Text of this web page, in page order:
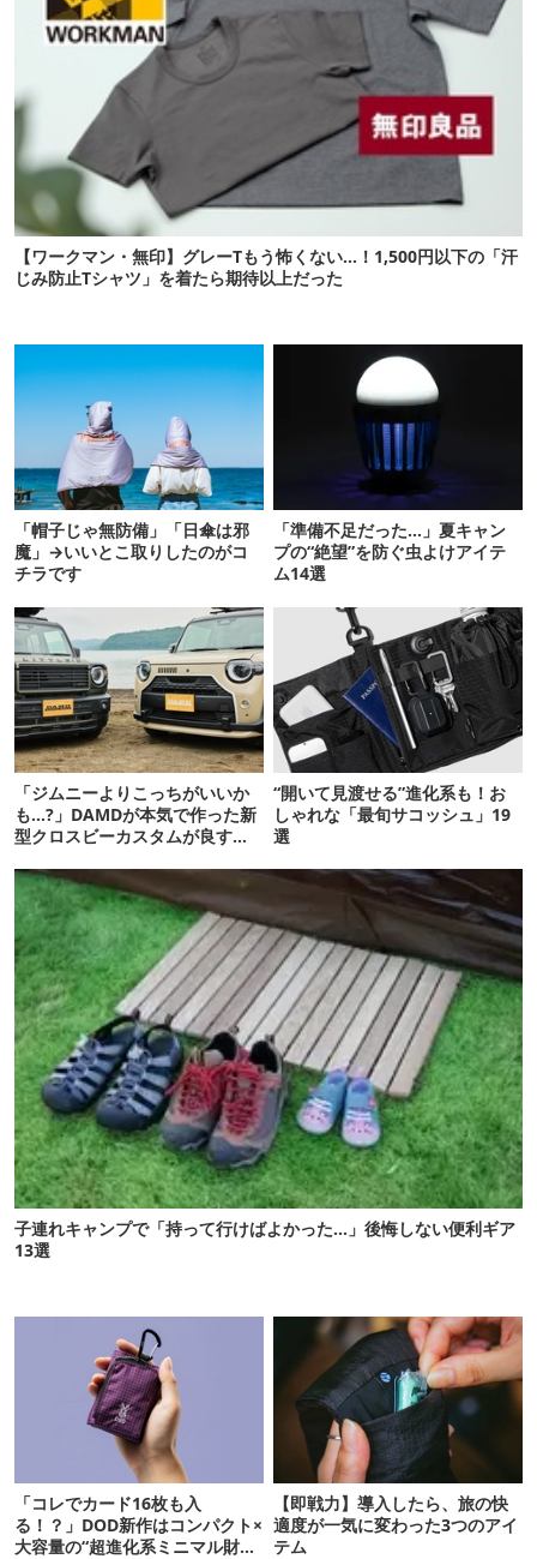
【ワークマン・無印】グレーTもう怖くない…！1,500円以下の「汗
じみ防止Tシャツ」を着たら期待以上だった
「帽子じゃ無防備」「日傘は邪
魔」→いいとこ取りしたのがコ
チラです
「準備不足だった…」夏キャン
プの“絶望”を防ぐ虫よけアイテ
ム14選
「ジムニーよりこっちがいいか
も…?」DAMDが本気で作った新
型クロスビーカスタムが良すぎ
“開いて見渡せる”進化系も！お
しゃれな「最旬サコッシュ」19
選
子連れキャンプで「持って行けばよかった…」後悔しない便利ギア
13選
「コレでカード16枚も入
る！？」DOD新作はコンパクト×
大容量の“超進化系ミニマル財
【即戦力】導入したら、旅の快
適度が一気に変わった3つのアイ
テム